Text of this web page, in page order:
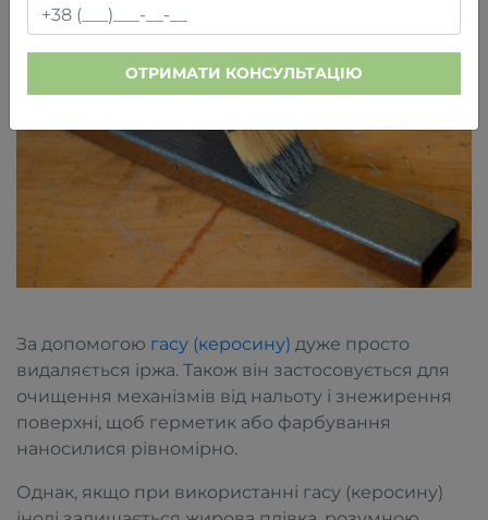
За допомогою гасу (керосину) дуже просто
видаляється іржа. Також він застосовується для
очищення механізмів від нальоту і знежирення
поверхні, щоб герметик або фарбування
наносилися рівномірно.
Однак, якщо при використанні гасу (керосину)
ОТРИМАТИ КОНСУЛЬТАЦІЮ